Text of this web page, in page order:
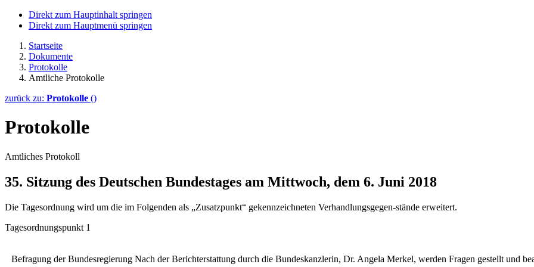
Direkt zum Hauptinhalt springen
Direkt zum Hauptmenü springen
Startseite
Dokumente
Protokolle
Amtliche Protokolle
zurück zu: Protokolle ()
Protokolle
Amtliches Protokoll
35. Sitzung des Deutschen Bundestages am Mittwoch, dem 6. Juni 2018
Die Tagesordnung wird um die im Folgenden als „Zusatzpunkt“ gekennzeichneten Verhandlungsgegen-stände erweitert.
Tagesordnungspunkt 1
Befragung der Bundesregierung Nach der Berichterstattung durch die Bundeskanzlerin, Dr. Angela Merkel, werden Fragen gestellt und